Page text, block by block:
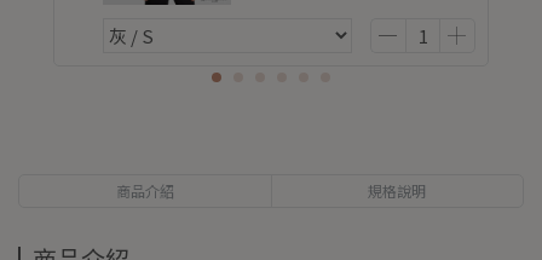
商品介紹 規格說明